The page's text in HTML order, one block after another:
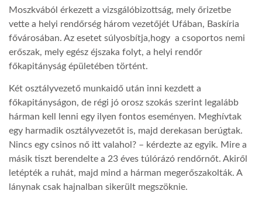
GLOBOTV
AFRIKA TUDÁSTÁR
LINKTR.EE
GLOBOZSARU
Moszkvából érkezett a vizsgálóbizottság, mely őrizetbe
vette a helyi rendőrség három vezetőjét Ufában, Baskíria
fővárosában. Az esetet súlyosbítja,hogy a csoportos nemi
erőszak, mely egész éjszaka folyt, a helyi rendőr
főkapitányság épületében történt.
Két osztályvezető munkaidő után inni kezdett a
főkapitányságon, de régi jó orosz szokás szerint legalább
hárman kell lenni egy ilyen fontos eseményen. Meghívtak
egy harmadik osztályvezetőt is, majd derekasan berúgtak.
Nincs egy csinos nő itt valahol? – kérdezte az egyik. Mire a
másik tiszt berendelte a 23 éves túlórázó rendőrnőt. Akiről
letépték a ruhát, majd mind a hárman megerőszakolták. A
lánynak csak hajnalban sikerült megszöknie.